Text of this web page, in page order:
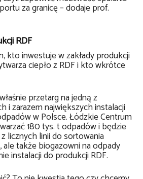
za granicę – dodaje prof.
RDF
kto inwestuje w zakłady produkcji
ciepło z RDF i kto wkrótce
przetarg na jedną z
i zarazem największych instalacji
w Polsce. Łódzkie Centrum
180 tys. t odpadów i będzie
licznych linii do sortowania
także biogazowni na odpady
instalacji do produkcji RDF.